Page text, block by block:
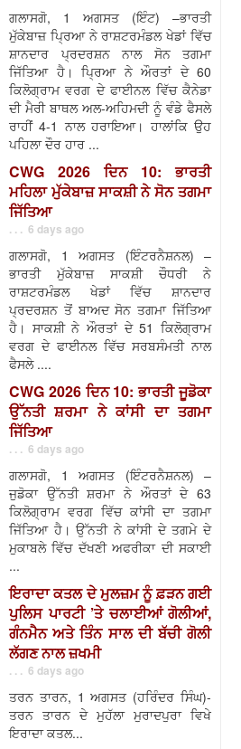
ਗਲਾਸਗੋ, 1 ਅਗਸਤ (ਇੰਟ) –ਭਾਰਤੀ
ਮੁੱਕੇਬਾਜ਼ ਪ੍ਰਿਆ ਨੇ ਰਾਸ਼ਟਰਮੰਡਲ ਖੇਡਾਂ ਵਿੱਚ
ਸ਼ਾਨਦਾਰ ਪ੍ਰਦਰਸ਼ਨ ਨਾਲ ਸੋਨ ਤਗਮਾ
ਜਿੱਤਿਆ ਹੈ। ਪ੍ਰਿਆ ਨੇ ਔਰਤਾਂ ਦੇ 60
ਕਿਲੋਗ੍ਰਾਮ ਵਰਗ ਦੇ ਫਾਈਨਲ ਵਿੱਚ ਕੈਨੇਡਾ
ਦੀ ਮੈਰੀ ਬਾਥਲ ਅਲ-ਅਹਿਮਦੀ ਨੂੰ ਵੰਡੇ ਫੈਸਲੇ
ਰਾਹੀਂ 4-1 ਨਾਲ ਹਰਾਇਆ। ਹਾਲਾਂਕਿ ਉਹ
ਪਹਿਲਾ ਦੌਰ ਹਾਰ ...
CWG 2026 ਦਿਨ 10: ਭਾਰਤੀ
ਮਹਿਲਾ ਮੁੱਕੇਬਾਜ਼ ਸਾਕਸ਼ੀ ਨੇ ਸੋਨ ਤਗਮਾ
ਜਿੱਤਿਆ
. . . 6 days ago
ਗਲਾਸਗੋ, 1 ਅਗਸਤ (ਇੰਟਰਨੈਸ਼ਨਲ) –
ਭਾਰਤੀ ਮੁੱਕੇਬਾਜ਼ ਸਾਕਸ਼ੀ ਚੌਧਰੀ ਨੇ
ਰਾਸ਼ਟਰਮੰਡਲ ਖੇਡਾਂ ਵਿੱਚ ਸ਼ਾਨਦਾਰ
ਪ੍ਰਦਰਸ਼ਨ ਤੋਂ ਬਾਅਦ ਸੋਨ ਤਗਮਾ ਜਿੱਤਿਆ
ਹੈ। ਸਾਕਸ਼ੀ ਨੇ ਔਰਤਾਂ ਦੇ 51 ਕਿਲੋਗ੍ਰਾਮ
ਵਰਗ ਦੇ ਫਾਈਨਲ ਵਿੱਚ ਸਰਬਸੰਮਤੀ ਨਾਲ
ਫੈਸਲੇ ....
CWG 2026 ਦਿਨ 10: ਭਾਰਤੀ ਜੂਡੋਕਾ
ਉੱਨਤੀ ਸ਼ਰਮਾ ਨੇ ਕਾਂਸੀ ਦਾ ਤਗਮਾ
ਜਿੱਤਿਆ
. . . 6 days ago
ਗਲਾਸਗੋ, 1 ਅਗਸਤ (ਇੰਟਰਨੈਸ਼ਨਲ) –
ਜੁਡੋਕਾ ਉੱਨਤੀ ਸ਼ਰਮਾ ਨੇ ਔਰਤਾਂ ਦੇ 63
ਕਿਲੋਗ੍ਰਾਮ ਵਰਗ ਵਿੱਚ ਕਾਂਸੀ ਦਾ ਤਗਮਾ
ਜਿੱਤਿਆ ਹੈ। ਉੱਨਤੀ ਨੇ ਕਾਂਸੀ ਦੇ ਤਗਮੇ ਦੇ
ਮੁਕਾਬਲੇ ਵਿੱਚ ਦੱਖਣੀ ਅਫਰੀਕਾ ਦੀ ਸਕਾਈ
...
ਇਰਾਦਾ ਕਤਲ ਦੇ ਮੁਲਜ਼ਮ ਨੂੰ ਫ਼ੜਨ ਗਈ
ਪੁਲਿਸ ਪਾਰਟੀ ’ਤੇ ਚਲਾਈਆਂ ਗੋਲੀਆਂ,
ਗੰਨਮੈਨ ਅਤੇ ਤਿੰਨ ਸਾਲ ਦੀ ਬੱਚੀ ਗੋਲੀ
ਲੱਗਣ ਨਾਲ ਜ਼ਖਮੀ
. . . 6 days ago
ਤਰਨ ਤਾਰਨ, 1 ਅਗਸਤ (ਹਰਿੰਦਰ ਸਿੰਘ)-
ਤਰਨ ਤਾਰਨ ਦੇ ਮੁਹੱਲਾ ਮੁਰਾਦਪੁਰਾ ਵਿਖੇ
ਇਰਾਦਾ ਕਤਲ...